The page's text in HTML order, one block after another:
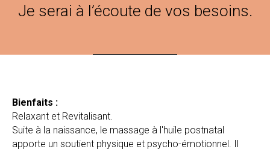
Je serai à l’écoute de vos besoins.
Bienfaits :
Relaxant et Revitalisant.
Suite à la naissance, le massage à l'huile postnatal
apporte un soutient physique et psycho-émotionnel. Il